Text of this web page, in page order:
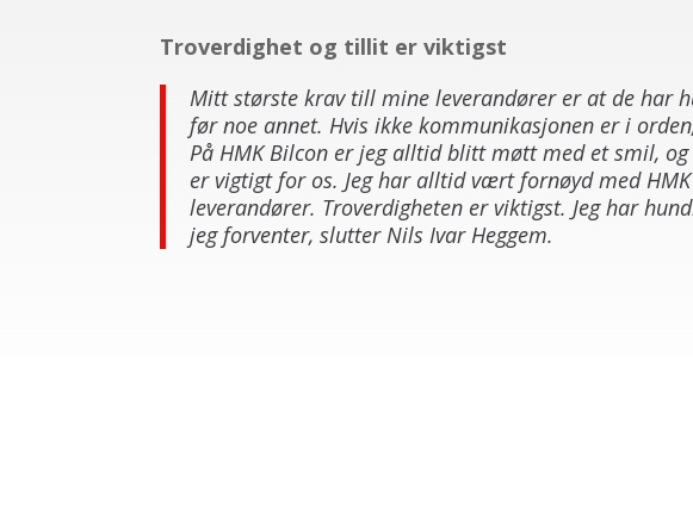
Troverdighet og tillit er viktigst
Mitt største krav till mine leverandører er at de har
før noe annet. Hvis ikke kommunikasjonen er i
På HMK Bilcon er jeg alltid blitt møtt med et smil,
er vigtigt for os. Jeg har alltid vært fornøyd med
leverandører. Troverdigheten er viktigst. Jeg har
jeg forventer, slutter Nils Ivar Heggem.